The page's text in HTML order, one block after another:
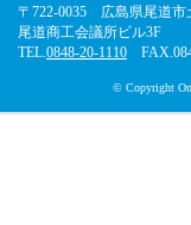
〒722-0035 広島県尾道市
尾道商工会議所ビル3F
TEL.0848-20-1110
© Copyright